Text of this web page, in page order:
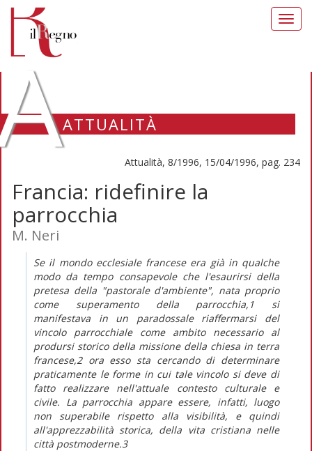
ATTUALITÀ
Attualità, 8/1996, 15/04/1996, pag. 234
Francia: ridefinire la
parrocchia
M. Neri
Se il mondo ecclesiale francese era già in qualche
modo da tempo consapevole che l'esaurirsi della
pretesa della "pastorale d'ambiente", nata proprio
come superamento della parrocchia,1 si
manifestava in un paradossale riaffermarsi del
vincolo parrocchiale come ambito necessario al
prodursi storico della missione della chiesa in terra
francese,2 ora esso sta cercando di determinare
praticamente le forme in cui tale vincolo si deve di
fatto realizzare nell'attuale contesto culturale e
civile. La parrocchia appare essere, infatti, luogo
non superabile rispetto alla visibilità, e quindi
all'apprezzabilità storica, della vita cristiana nelle
città postmoderne.3